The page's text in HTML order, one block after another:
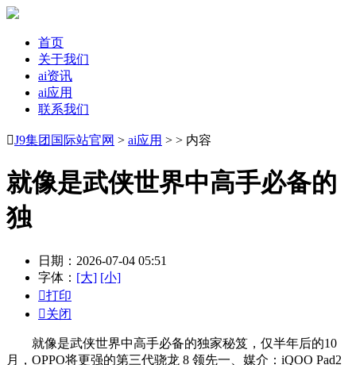
首页
关于我们
ai资讯
ai应用
联系我们
J9集团国际站官网 > ai应用 > > 内容
就像是武侠世界中高手必备的
独
日期：2026-07-04 05:51
字体： [大] [小]
打印
关闭
就像是武侠世界中高手必备的独家秘笈，仅半年后的10
月，OPPO将更强的第三代骁龙 8 领先一、媒介：iQOO Pad2